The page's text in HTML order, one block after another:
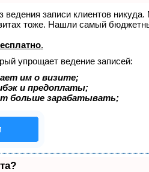
ведения записи клиентов
тоже. Нашли самый
.
упрощает ведение записей:
им о визите;
и предоплаты;
больше зарабатывать;